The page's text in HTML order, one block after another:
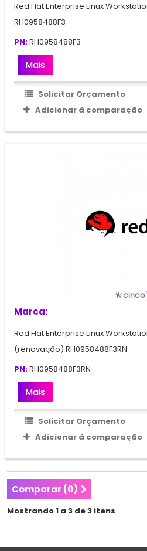
Red Hat Enterprise Linux
RH0958488F3
PN:RH0958488F3
Mais
Solicitar Orçamento
Adicionar à comparação
Marca:
Red Hat Enterprise Linux
(renovação) RH0958488F3RN
PN:RH0958488F3RN
Mais
Solicitar Orçamento
Adicionar à comparação
Comparar (0)
Mostrando 1 a 3 de 3 itens